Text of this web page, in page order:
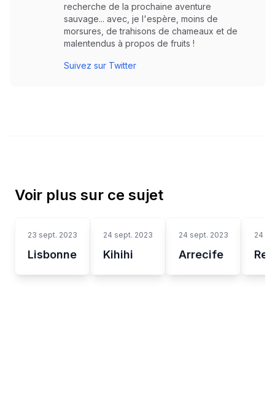
recherche de la prochaine aventure
sauvage... avec, je l'espère, moins de
morsures, de trahisons de chameaux et de
malentendus à propos de fruits !
Suivez sur Twitter
Voir plus sur ce sujet
23 sept. 2023
Lisbonne
24 sept. 2023
Kihihi
24 sept. 2023
Arrecife
24